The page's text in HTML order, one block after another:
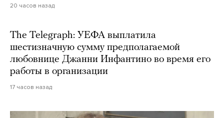
20 часов назад
The Telegraph: УЕФА выплатила
шестизначную сумму предполагаемой
любовнице Джанни Инфантино во время его
работы в организации
17 часов назад